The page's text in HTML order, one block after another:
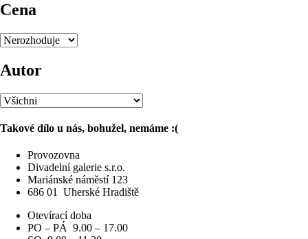
Cena
Autor
Takové dílo u nás, bohužel, nemáme :(
Provozovna
Divadelní galerie s.r.o.
Mariánské náměstí 123
686 01
Uherské Hradiště
Otevírací doba
PO – PÁ 9.00 – 17.00